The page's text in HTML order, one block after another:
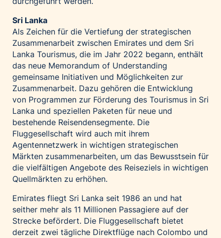
Sri Lanka
Als Zeichen für die Vertiefung der strategischen
Zusammenarbeit zwischen Emirates und dem Sri
Lanka Tourismus, die im Jahr 2022 begann, enthält
das neue Memorandum of Understanding
gemeinsame Initiativen und Möglichkeiten zur
Zusammenarbeit. Dazu gehören die Entwicklung
von Programmen zur Förderung des Tourismus in Sri
Lanka und speziellen Paketen für neue und
bestehende Reisendensegmente. Die
Fluggesellschaft wird auch mit ihrem
Agentennetzwerk in wichtigen strategischen
Märkten zusammenarbeiten, um das Bewusstsein für
die vielfältigen Angebote des Reiseziels in wichtigen
Quellmärkten zu erhöhen.
Emirates fliegt Sri Lanka seit 1986 an und hat
seither mehr als 11 Millionen Passagiere auf der
Strecke befördert. Die Fluggesellschaft bietet
derzeit zwei tägliche Direktflüge nach Colombo und